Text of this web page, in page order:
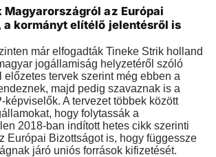
Magyarországról az Európai
a kormányt elítélő jelentésről is
már elfogadták Tineke Strik holland
jogállamiság helyzetéről szóló
előzetes tervek szerint még ebben a
majd pedig szavaznak is a
képviselők. A tervezet többek között
hogy folytassák a
2018-ban indított hetes cikk szerinti
Európai Bizottságot is, hogy függessze
járó uniós források kifizetését.